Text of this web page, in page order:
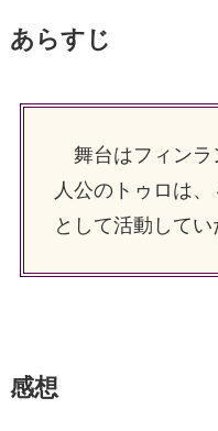
あらすじ
舞台はフィンラ
人公のトゥロは
として活動してい
感想